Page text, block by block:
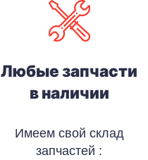
Любые запчасти
в наличии
Имеем свой склад
запчастей :